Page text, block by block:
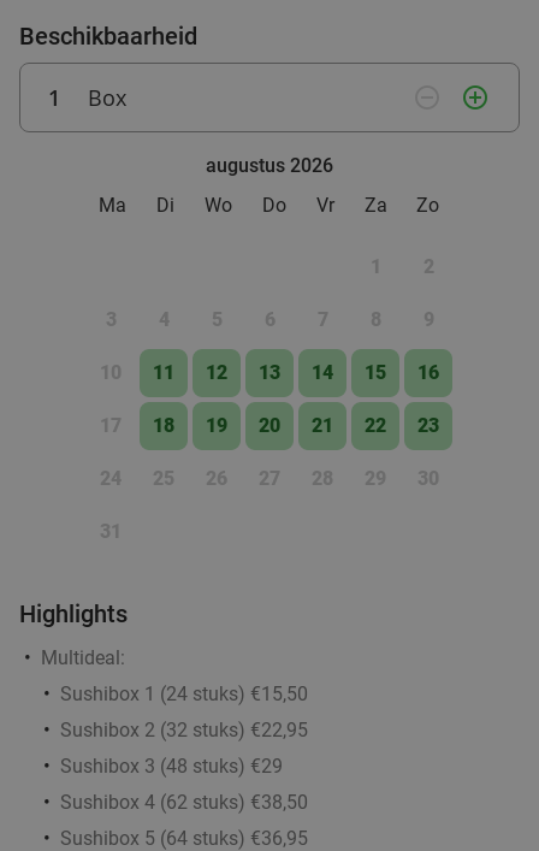
Beschikbaarheid
1 Box add_circle_outline
augustus 2026
Ma
Di Wo Do Vr Za Zo
1 2
3 4 5 6 7 8 9
10 11 12 13 14 15 16
17 18 19 20 21 22 23
24 25 26 27 28 29 30
31
Highlights
Multideal:
Sushibox 1 (24 stuks) €15,50
Sushibox 2 (32 stuks) €22,95
Sushibox 3 (48 stuks) €29
Sushibox 4 (62 stuks) €38,50
Sushibox 5 (64 stuks) €36,95